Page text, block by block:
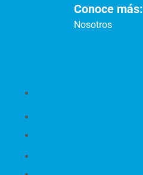
Conoce más:
Nosotros